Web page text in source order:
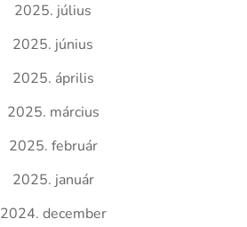
2025. július
2025. június
2025. április
2025. március
2025. február
2025. január
2024. december